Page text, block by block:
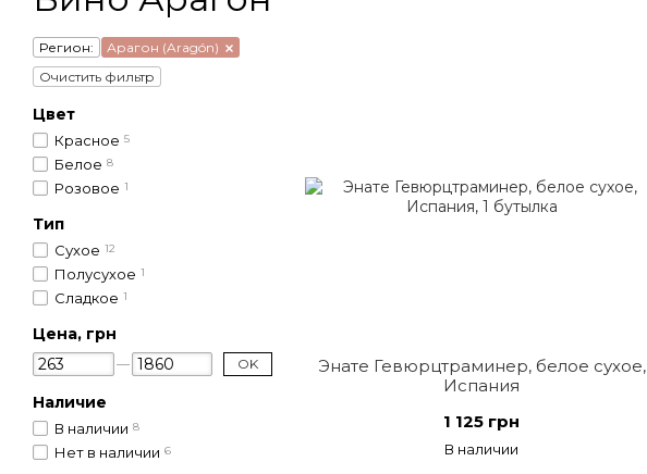
Энате Гевюрцтраминер, белое сухое,
Испания
1 125 грн
В наличии
Регион:
Арагон (Aragón)
Очистить фильтр
Цвет
Красное 5
Белое 8
Розовое 1
Тип
Сухое 12
Полусухое 1
Сладкое 1
Цена, грн
OK
Наличие
В наличии 8
Нет в наличии 6